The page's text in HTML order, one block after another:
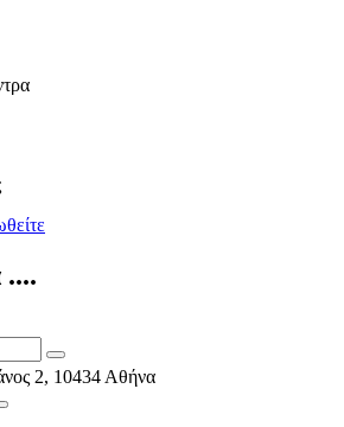
....
2, 10434 Αθήνα